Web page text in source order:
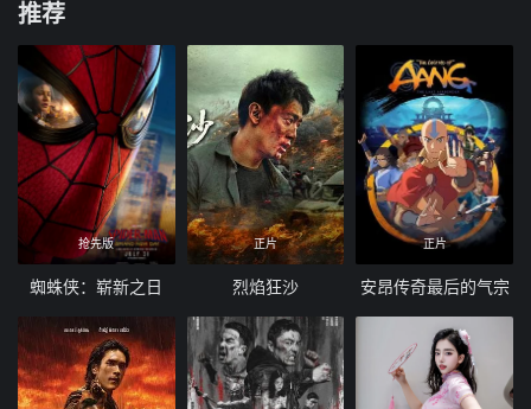
推荐
抢先版
蜘蛛侠：崭新之日
正片
烈焰狂沙
正片
安昂传奇最后的气宗